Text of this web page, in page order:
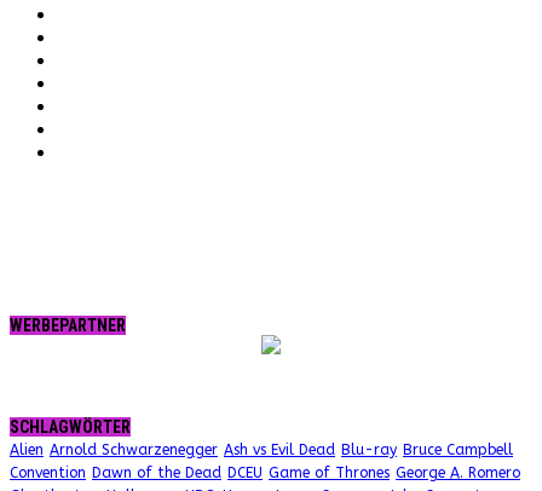
WERBEPARTNER
SCHLAGWÖRTER
Alien Arnold Schwarzenegger Ash vs Evil Dead Blu-ray Bruce Campbell
Convention Dawn of the Dead DCEU Game of Thrones George A. Romero